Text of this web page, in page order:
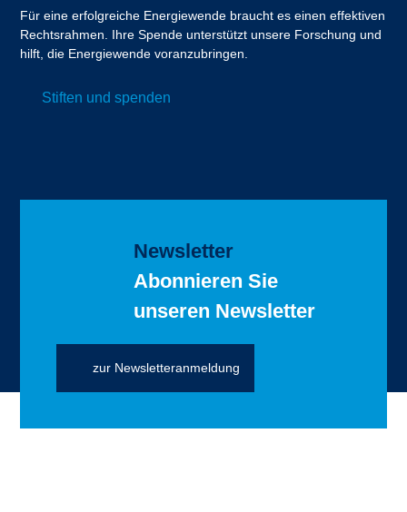
Für eine erfolgreiche Energiewende braucht es einen effektiven
Rechtsrahmen. Ihre Spende unterstützt unsere Forschung und
hilft, die Energiewende voranzubringen.
Stiften und spenden
Newsletter
Abonnieren Sie
unseren Newsletter
zur Newsletteranmeldung